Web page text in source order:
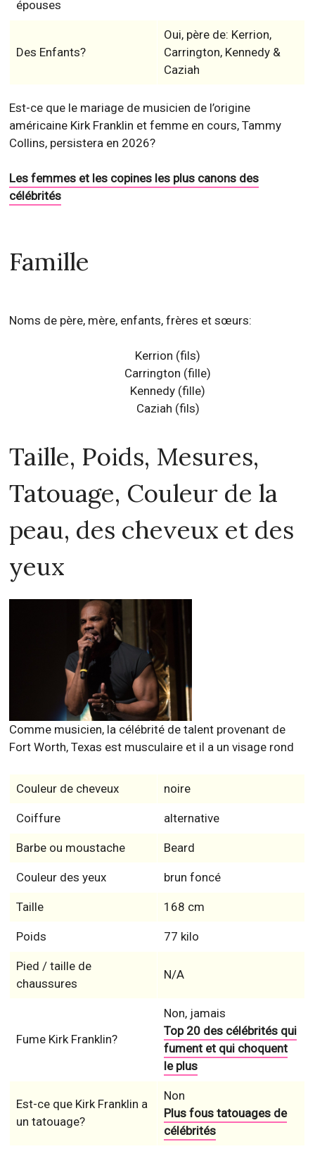
épouses
Des Enfants?
Oui, père de: Kerrion,
Carrington, Kennedy &
Caziah
Est-ce que le mariage de musicien de l’origine
américaine Kirk Franklin et femme en cours, Tammy
Collins, persistera en 2026?
Les femmes et les copines les plus canons des
célébrités
Famille
Noms de père, mère, enfants, frères et sœurs:
Kerrion (fils)
Carrington (fille)
Kennedy (fille)
Caziah (fils)
Taille, Poids, Mesures,
Tatouage, Couleur de la
peau, des cheveux et des
yeux
Comme musicien, la célébrité de talent provenant de
Fort Worth, Texas est musculaire et il a un visage rond
Couleur de cheveux noire
Coiffure alternative
Barbe ou moustache Beard
Couleur des yeux brun foncé
Taille 168 cm
Poids 77 kilo
Pied / taille de
chaussures
N/A
Fume Kirk Franklin?
Non, jamais
Top 20 des célébrités qui
fument et qui choquent
le plus
Est-ce que Kirk Franklin a
un tatouage?
Non
Plus fous tatouages de
célébrités